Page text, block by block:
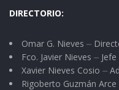
DIRECTORIO:
Omar G. Nieves ⏤
Fco. Javier Nieves ⏤
Xavier Nieves Cosio ⏤
Rigoberto Guzmán